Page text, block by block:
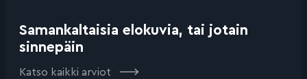
Samankaltaisia elokuvia, tai jotain
sinnepäin
Katso kaikki arviot